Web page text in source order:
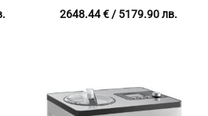
2648.44€/ 5179.90 лв.